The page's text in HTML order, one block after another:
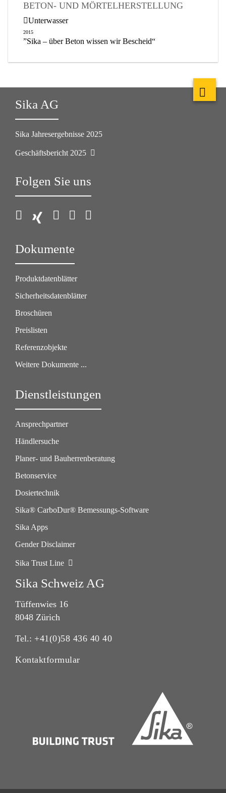
BETON- UND MÖRTELHERSTELLUNG
BETONHERSTELLUNG
Unterwasser
2015
”Sika – über Beton wissen wir Bescheid“
Sika AG
Sika Jahresergebnisse 2025
Geschäftsbericht 2025
Folgen Sie uns
Dokumente
Produktdatenblätter
Sicherheitsdatenblätter
Broschüren
Preislisten
Referenzobjekte
Weitere Dokumente ...
Dienstleistungen
Ansprechpartner
Händlersuche
Planer- und Bauherrenberatung
Betonservice
Dosiertechnik
Sika® CarboDur® Bemessungs-Software
Sika Apps
Gender Disclaimer
Sika Trust Line
Sika Schweiz AG
Tüffenwies 16
8048 Zürich
Tel.: +41(0)58 436 40 40
Kontaktformular